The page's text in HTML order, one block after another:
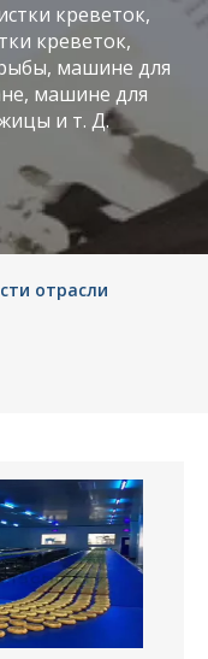
креветок,
креветок,
машине для
машине для
и т. Д.
отрасли